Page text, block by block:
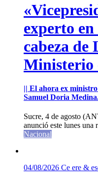
experto
cabeza de
Ministerio
|| El ahora ex
Samuel Doria
Sucre, 4 de agosto
anunció este lunes una
Nacional
04/08/2026 Ce ere &